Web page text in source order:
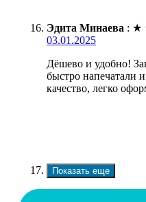
Эдита Минаева : ★
03.01.2025
Дёшево и удобно!
быстро напечатали
качество, легко
Показать еще